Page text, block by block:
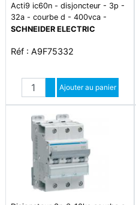
Acti9 ic60n - disjoncteur - 3p -
32a - courbe d - 400vca -
6000a/10ka
SCHNEIDER ELECTRIC
Réf : A9F75332
Quantité
Augmenter quantité
Diminuer quantité
Ajouter au panier